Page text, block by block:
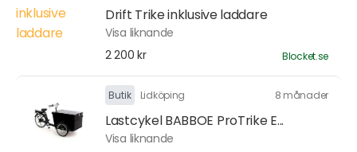
Drift Trike inklusive laddare
Visa liknande
2 200 kr
Blocket.se
Butik Lidköping 8 månader
Lastcykel BABBOE ProTrike E...
Visa liknande